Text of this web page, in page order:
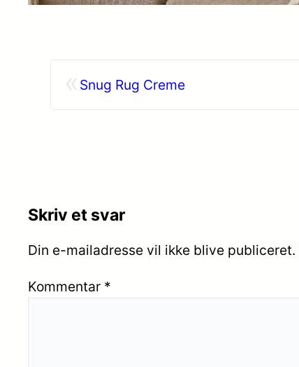
Snug Rug Creme
Skriv et svar
Din e-mailadresse vil ikke blive publiceret.
Kommentar *